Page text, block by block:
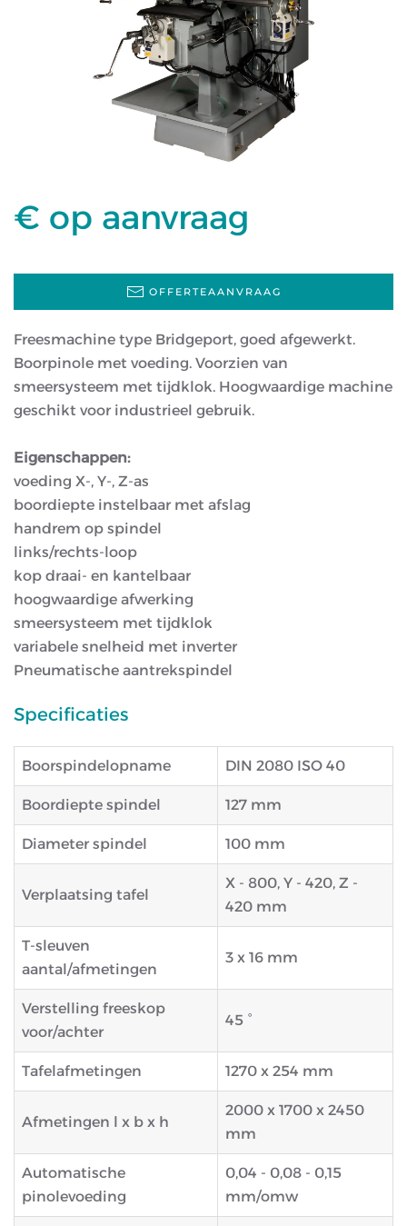
€ op aanvraag
OFFERTEAANVRAAG
Freesmachine type Bridgeport, goed afgewerkt.
Boorpinole met voeding. Voorzien van
smeersysteem met tijdklok. Hoogwaardige machine
geschikt voor industrieel gebruik.
Eigenschappen:
voeding X-, Y-, Z-as
boordiepte instelbaar met afslag
handrem op spindel
links/rechts-loop
kop draai- en kantelbaar
hoogwaardige afwerking
smeersysteem met tijdklok
variabele snelheid met inverter
Pneumatische aantrekspindel
Specificaties
Boorspindelopname DIN 2080 ISO 40
Boordiepte spindel 127 mm
Diameter spindel 100 mm
Verplaatsing tafel
X - 800, Y - 420, Z -
420 mm
T-sleuven
aantal/afmetingen
3 x 16 mm
Verstelling freeskop
voor/achter
45 °
Tafelafmetingen 1270 x 254 mm
Afmetingen l x b x h
2000 x 1700 x 2450
mm
Automatische
pinolevoeding
0,04 - 0,08 - 0,15
mm/omw